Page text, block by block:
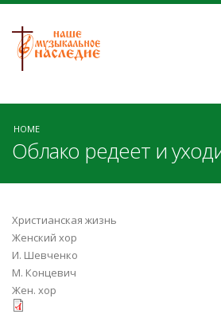
HOME
Облако редеет и
Христианская жизнь
Женский хор
И. Шевченко
М. Концевич
Жен. хор